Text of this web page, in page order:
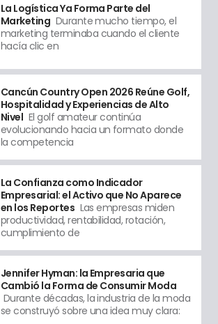
La Logística Ya Forma Parte del
Marketing Durante mucho tiempo, el
marketing terminaba cuando el cliente
hacía clic en
Cancún Country Open 2026 Reúne Golf,
Hospitalidad y Experiencias de Alto
Nivel El golf amateur continúa
evolucionando hacia un formato donde
la competencia
La Confianza como Indicador
Empresarial: el Activo que No Aparece
en los Reportes Las empresas miden
productividad, rentabilidad, rotación,
cumplimiento de
Jennifer Hyman: la Empresaria que
Cambió la Forma de Consumir Moda
Durante décadas, la industria de la moda
se construyó sobre una idea muy clara: